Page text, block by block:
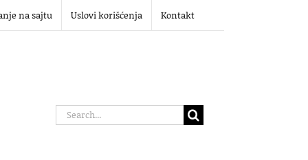
na sajtu Uslovi korišćenja Kontakt
Search